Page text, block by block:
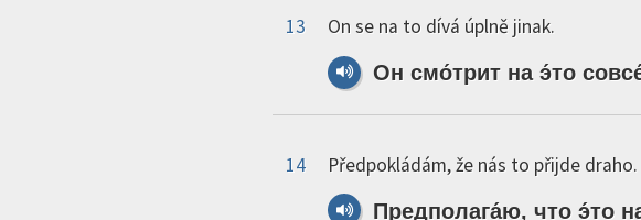
13
On se na to dívá úplně jinak.
Он смо́трит на э́то
14
Předpokládám, že nás to přijde draho.
Предполага́ю, что э́то